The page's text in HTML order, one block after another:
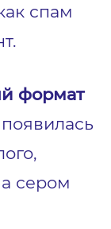
спам
формат
сером